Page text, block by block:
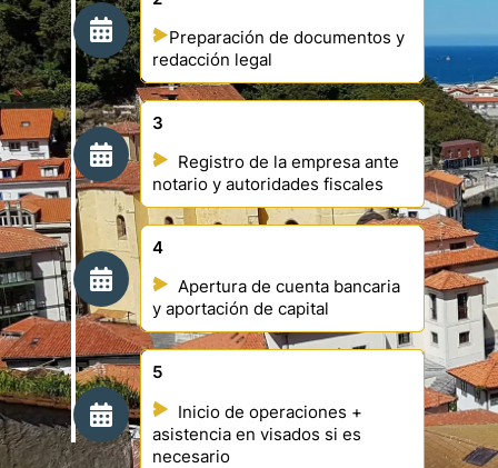
Preparación de documentos y
redacción legal
3
Registro de la empresa ante
notario y autoridades fiscales
4
Apertura de cuenta bancaria
y aportación de capital
5
Inicio de operaciones +
asistencia en visados si es
necesario